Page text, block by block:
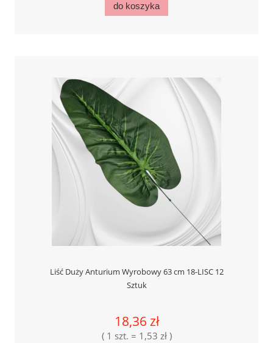
do koszyka
Liść Duży Anturium Wyrobowy 63 cm 18-LISC 12
Sztuk
18,36 zł
( 1 szt. = 1,53 zł )